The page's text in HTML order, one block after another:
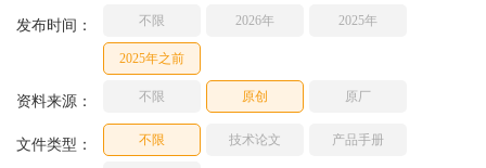
发布时间： 不限 2026年 2025年
2025年之前
资料来源： 不限 原创 原厂
文件类型： 不限 技术论文 产品手册